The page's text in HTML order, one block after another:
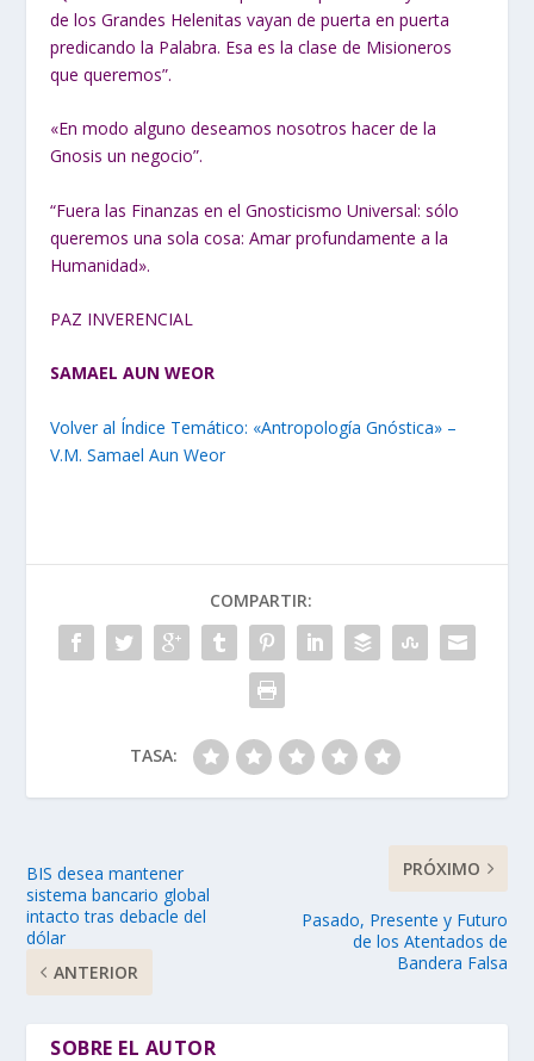
de los Grandes Helenitas vayan de puerta en puerta
predicando la Palabra. Esa es la clase de Misioneros
que queremos”.
«En modo alguno deseamos nosotros hacer de la
Gnosis un negocio”.
“Fuera las Finanzas en el Gnosticismo Universal: sólo
queremos una sola cosa: Amar profundamente a la
Humanidad».
PAZ INVERENCIAL
SAMAEL AUN WEOR
Volver al Índice Temático: «Antropología Gnóstica» –
V.M. Samael Aun Weor
COMPARTIR:
TASA:
BIS desea mantener
sistema bancario global
intacto tras debacle del
dólar
ANTERIOR
PRÓXIMO
Pasado, Presente y Futuro
de los Atentados de
Bandera Falsa
SOBRE EL AUTOR